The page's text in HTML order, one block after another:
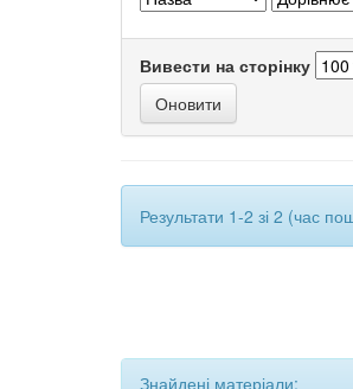
Вивести на сторінку
Результати 1-2 зі 2 (час
Знайдені матеріали: